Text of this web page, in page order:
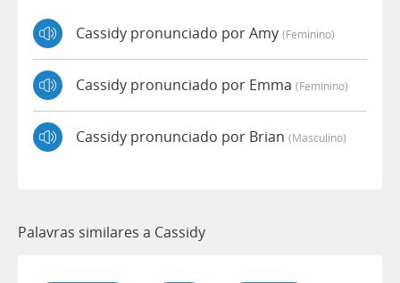
Cassidy pronunciado por Amy (feminino)
Cassidy pronunciado por Emma (feminino)
Cassidy pronunciado por Brian (masculino)
Palavras similares a Cassidy